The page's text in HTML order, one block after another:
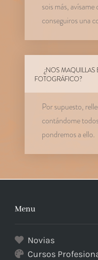
sois más,
conseguiros una
¿NOS MAQUILLAS
FOTOGRÁFICO?
Por supuesto,
contándome
pondremos a ello.
Menu
Novias
Cursos